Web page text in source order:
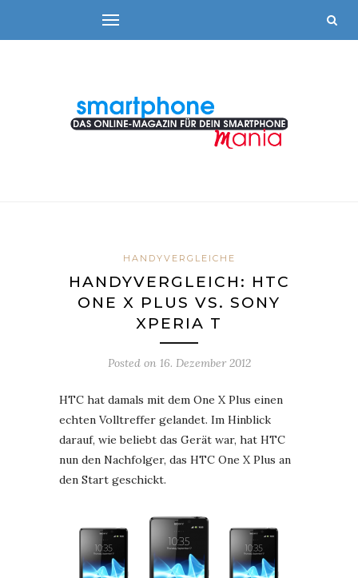
HANDYVERGLEICHE
HANDYVERGLEICH: HTC
ONE X PLUS VS. SONY
XPERIA T
Posted on 16. Dezember 2012
HTC hat damals mit dem One X Plus einen
echten Volltreffer gelandet. Im Hinblick
darauf, wie beliebt das Gerät war, hat HTC
nun den Nachfolger, das HTC One X Plus an
den Start geschickt.